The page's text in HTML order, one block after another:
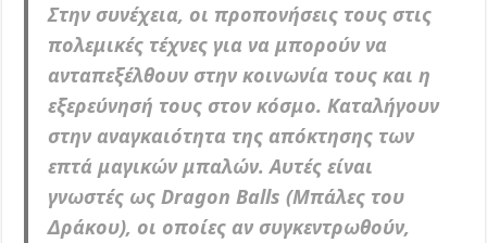
Στην συνέχεια, οι προπονήσεις τους στις
πολεμικές τέχνες για να μπορούν να
ανταπεξέλθουν στην κοινωνία τους και η
εξερεύνησή τους στον κόσμο. Καταλήγουν
στην αναγκαιότητα της απόκτησης των
επτά μαγικών μπαλών. Αυτές είναι
γνωστές ως Dragon Balls (Μπάλες του
Δράκου), οι οποίες αν συγκεντρωθούν,